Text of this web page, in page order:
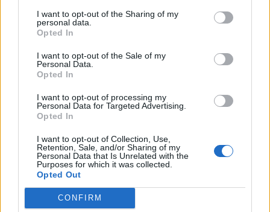
I want to opt-out of the Sharing of my
personal data.
Opted In
I want to opt-out of the Sale of my
Personal Data.
Opted In
I want to opt-out of processing my
Personal Data for Targeted Advertising.
Opted In
I want to opt-out of Collection, Use,
Retention, Sale, and/or Sharing of my
Personal Data that Is Unrelated with the
Purposes for which it was collected.
Opted Out
CONFIRM
Cartão de Portagens Toll card
Cartões para Telemóvel
Certificação de Fotocópias
Contratos EDP
Dispositivos Via Verde
Livros
Pagamento por multibanco
Portabilidade UZO
Serviço de Fotocópias
Telefones Públicos
Telegramas
Telemóveis UZO e Telefones Fixos
Validação de Documentos